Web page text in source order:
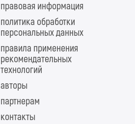
правовая информация
политика обработки
персональных данных
правила применения
рекомендательных
технологий
авторы
партнерам
контакты